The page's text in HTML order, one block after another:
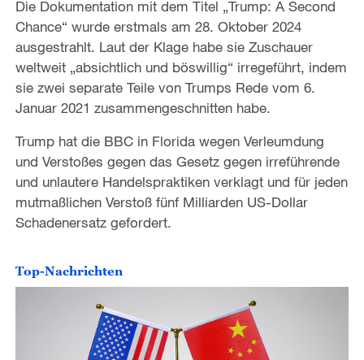
Die Dokumentation mit dem Titel „Trump: A Second
Chance“ wurde erstmals am 28. Oktober 2024
ausgestrahlt. Laut der Klage habe sie Zuschauer
weltweit „absichtlich und böswillig“ irregeführt, indem
sie zwei separate Teile von Trumps Rede vom 6.
Januar 2021 zusammengeschnitten habe.
Trump hat die BBC in Florida wegen Verleumdung
und Verstoßes gegen das Gesetz gegen irreführende
und unlautere Handelspraktiken verklagt und für jeden
mutmaßlichen Verstoß fünf Milliarden US-Dollar
Schadenersatz gefordert.
Top-Nachrichten